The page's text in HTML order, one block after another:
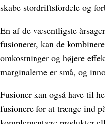
skabe stordriftsfordele og
En af de væsentligste
fusionerer, kan de
omkostninger og højere
marginalerne er små, og
Fusioner kan også have til
fusionere for at trænge ind